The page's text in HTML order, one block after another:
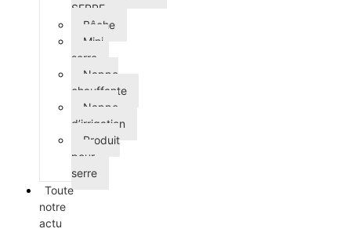
SERRE
Bâche
Mini-
serre
Nappe
chauffante
Nappe
d’irrigation
Produit
pour
serre
Toute
notre
actu